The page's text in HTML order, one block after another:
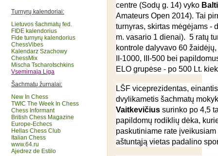
Turnyrų kalendoriai:
Lietuvos šachmatų fed .
FIDE kalendorius
Fide turnyrų kalendorius
ChessVibes
Kalendarz Szachowy
ChessMix
Mischa Tscharotschkins
Vsemirnaja Liga
Šachmatų žurnalai:
New In Chess
TWIC The Week In Chess
Chess Informant
British Chess Magazine
Europe-Echecs
Hellas Chess Club
Italian Chess
www.64.ru
Ajedrez de Estilo
centre (Sodų g. 14) vyko
Amateurs Open 2014). Tai
turnyras, skirtas mėgėjams -
m. vasario 1 dienai). 5 ratų
kontrole dalyvavo 60
II-1000, III-500 bei
ELO grupėse - po 500 Lt.
LŠF viceprezidentas,
dvylikametis šachmatų
Vaitkevičius surinko po 4,5
papildomų rodiklių dėka,
paskutiniame rate
aštuntąją vietas padalino